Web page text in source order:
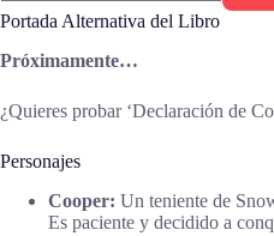
Portada Alternativa del Libro
Próximamente…
¿Quieres probar ‘Declaración de
Personajes
Cooper: Un teniente de
Es paciente y decidido a